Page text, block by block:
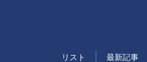
リスト
最新記事